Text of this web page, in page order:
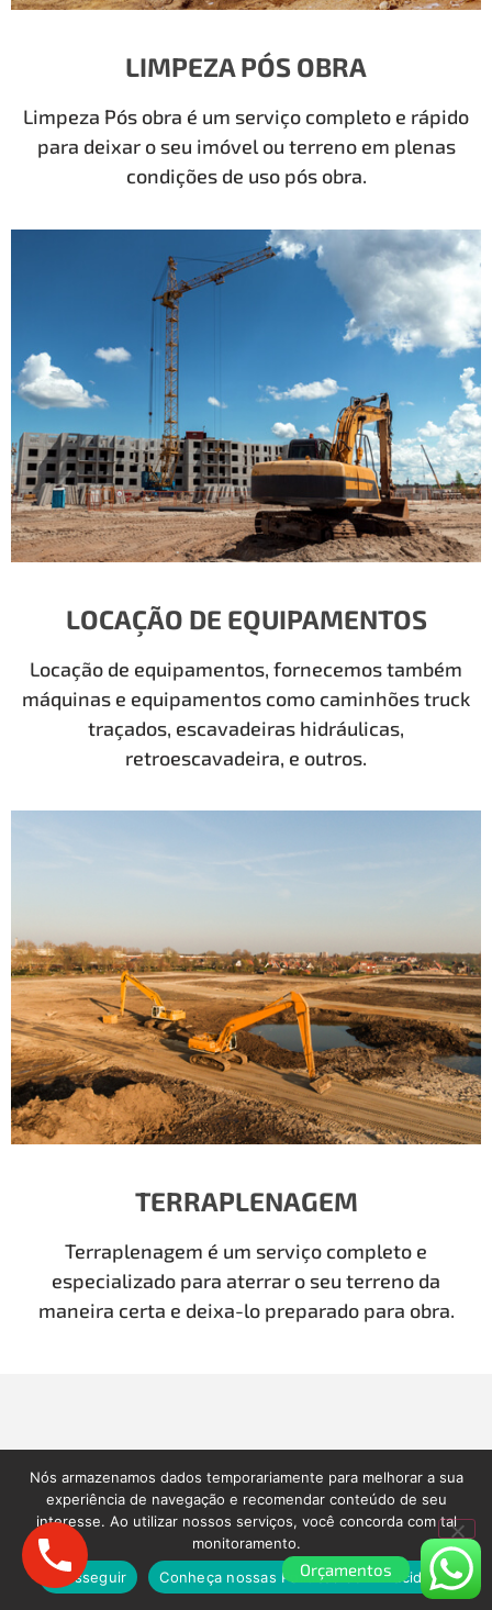
LIMPEZA PÓS OBRA
Limpeza Pós obra é um serviço completo e rápido
para deixar o seu imóvel ou terreno em plenas
condições de uso pós obra.
LOCAÇÃO DE EQUIPAMENTOS
Locação de equipamentos, fornecemos também
máquinas e equipamentos como caminhões truck
traçados, escavadeiras hidráulicas,
retroescavadeira, e outros.
TERRAPLENAGEM
Terraplenagem é um serviço completo e
especializado para aterrar o seu terreno da
maneira certa e deixa-lo preparado para obra.
Motivos para realizar a sua
Demolição com a Demolidora
como Antigamente
Orçamentos
Nós armazenamos dados temporariamente para melhorar a sua
experiência de navegação e recomendar conteúdo de seu
interesse. Ao utilizar nossos serviços, você concorda com tal
monitoramento.
Prosseguir
Conheça nossas Políticas de Privacidade.